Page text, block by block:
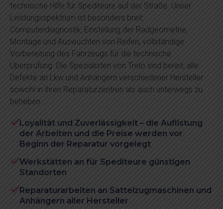
technische Hilfe für Spediteure auf der Straße. Unser
Leistungsspektrum ist besonders breit:
Computerdiagnostik, Einstellung der Radgeometrie,
Montage und Auswuchten von Reifen, vollständige
Vorbereitung des Fahrzeugs für die technische
Überprüfung. Die Spezialisten von Trelo sind bereit, alle
Defekte an Lkw und Anhängern verschiedener Hersteller
sowohl in ihren Reparaturzentren als auch unterwegs zu
beheben.
Loyalität und Zuverlässigkeit – die Auflistung
der Arbeiten und die Preise werden vor
Beginn der Reparatur vorgelegt
Werkstätten an für Spediteure günstigen
Standorten
Reparaturarbeiten an Sattelzugmaschinen und
Anhängern aller Hersteller